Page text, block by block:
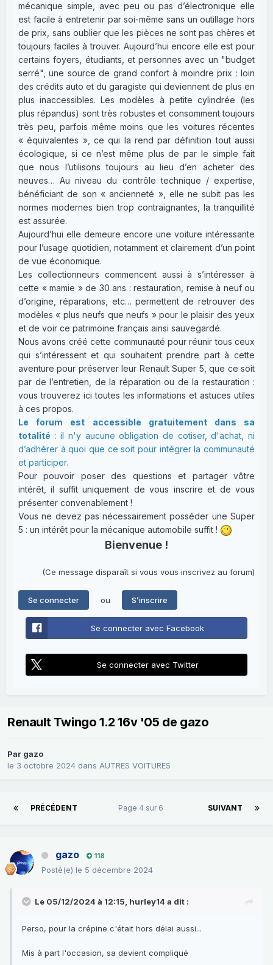
mécanique simple, avec peu ou pas d’électronique elle
est facile à entretenir par soi-même sans un outillage hors
de prix, sans oublier que les pièces ne sont pas chères et
toujours faciles à trouver. Aujourd’hui encore elle est pour
certains foyers, étudiants, et personnes avec un "budget
serré", une source de grand confort à moindre prix : loin
des crédits auto et du garagiste qui deviennent de plus en
plus inaccessibles. Les modèles à petite cylindrée (les
plus répandus) sont très robustes et consomment toujours
très peu, parfois même moins que les voitures récentes
« équivalentes », ce qui la rend par définition tout aussi
écologique, si ce n’est même plus de par le simple fait
que nous l’utilisons toujours au lieu d’en acheter des
neuves… Au niveau du contrôle technique / expertise,
bénéficiant de son « ancienneté », elle ne subit pas les
normes modernes bien trop contraignantes, la tranquillité
est assurée.
Aujourd’hui elle demeure encore une voiture intéressante
pour l’usage quotidien, notamment et clairement d’un point
de vue économique.
Les collectionneurs commencent aussi à s’intéresser à
cette « mamie » de 30 ans : restauration, remise à neuf ou
d’origine, réparations, etc… permettent de retrouver des
modèles « plus neufs que neufs » pour le plaisir des yeux
et de voir ce patrimoine français ainsi sauvegardé.
Nous avons créé cette communauté pour réunir tous ceux
qui s’intéressent et qui souhaitent prendre part à cette
aventure pour préserver leur Renault Super 5, que ce soit
par de l’entretien, de la réparation ou de la restauration :
vous trouverez ici toutes les informations et astuces utiles
à ces propos.
Le forum est accessible gratuitement dans sa
totalité : il n'y aucune obligation de cotiser, d'achat, ni
d’adhérer à quoi que ce soit pour intégrer la communauté
et participer.
Pour pouvoir poser des questions et partager vôtre
intérêt, il suffit uniquement de vous inscrire et de vous
présenter convenablement !
Vous ne devez pas nécessairement posséder une Super
5 : un intérêt pour la mécanique automobile suffit !
Bienvenue !
(Ce message disparaît si vous vous inscrivez au forum)
Se connecter ou S’inscrire
Se connecter avec Facebook
Se connecter avec Twitter
Renault Twingo 1.2 16v '05 de gazo
Par gazo
le 3 octobre 2024 dans AUTRES VOITURES
PRÉCÉDENT SUIVANT
Page 4 sur 6
gazo 118
Posté(e) le 5 décembre 2024
Le 05/12/2024 à 12:15, hurley14 a dit :
Perso, pour la crépine c'était hors délai aussi...
Mis à part l'occasion, sa devient compliqué